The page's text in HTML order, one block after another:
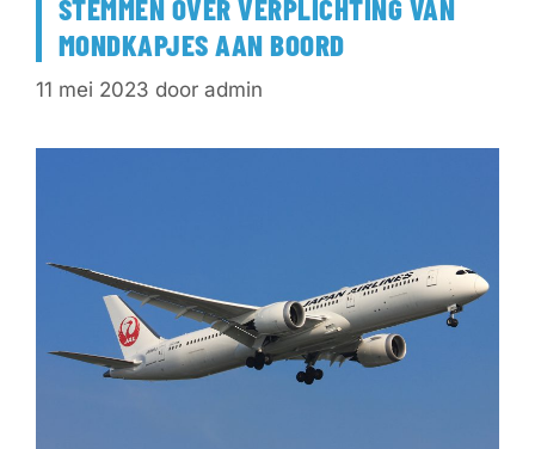
STEMMEN OVER VERPLICHTING VAN
MONDKAPJES AAN BOORD
11 mei 2023 door admin